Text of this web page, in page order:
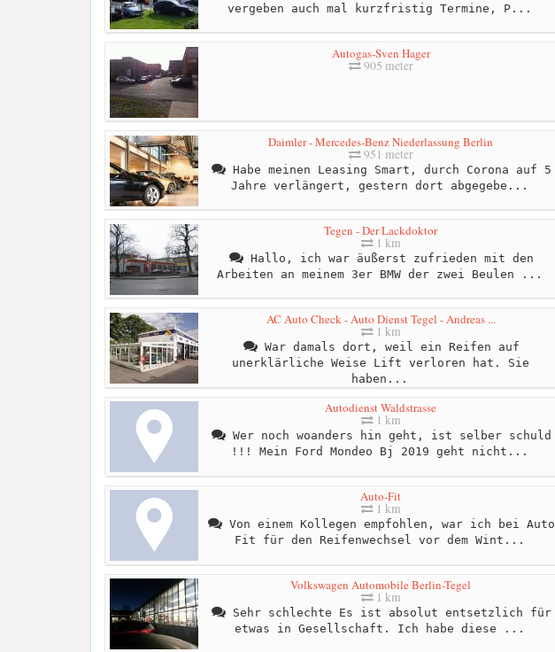
vergeben auch mal kurzfristig Termine, P...
Autogas-Sven Hager
905 meter
Daimler - Mercedes-Benz Niederlassung Berlin
951 meter
Habe meinen Leasing Smart, durch Corona auf 5
Jahre verlängert, gestern dort abgegebe...
Tegen - Der Lackdoktor
1 km
Hallo, ich war äußerst zufrieden mit den
Arbeiten an meinem 3er BMW der zwei Beulen ...
AC Auto Check - Auto Dienst Tegel - Andreas ...
1 km
War damals dort, weil ein Reifen auf
unerklärliche Weise Lift verloren hat. Sie
haben...
Autodienst Waldstrasse
1 km
Wer noch woanders hin geht, ist selber schuld
!!! Mein Ford Mondeo Bj 2019 geht nicht...
Auto-Fit
1 km
Von einem Kollegen empfohlen, war ich bei Auto
Fit für den Reifenwechsel vor dem Wint...
Volkswagen Automobile Berlin-Tegel
1 km
Sehr schlechte Es ist absolut entsetzlich für
etwas in Gesellschaft. Ich habe diese ...